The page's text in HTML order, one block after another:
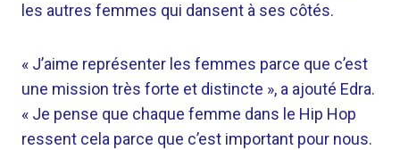
les autres femmes qui dansent à ses côtés.
« J’aime représenter les femmes parce que c’est
une mission très forte et distincte », a ajouté Edra.
« Je pense que chaque femme dans le Hip Hop
ressent cela parce que c’est important pour nous.